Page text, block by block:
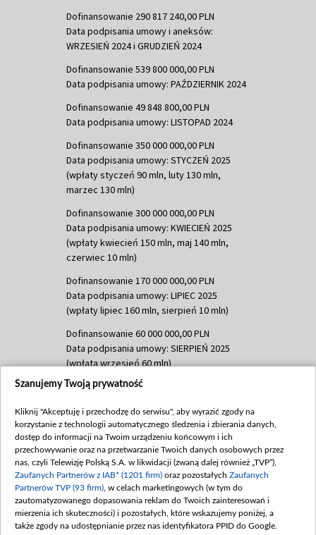
Dofinansowanie 290 817 240,00 PLN
Data podpisania umowy i aneksów:
WRZESIEŃ 2024 i GRUDZIEŃ 2024
Dofinansowanie 539 800 000,00 PLN
Data podpisania umowy: PAŹDZIERNIK 2024
Dofinansowanie 49 848 800,00 PLN
Data podpisania umowy: LISTOPAD 2024
Dofinansowanie 350 000 000,00 PLN
Data podpisania umowy: STYCZEŃ 2025
(wpłaty styczeń 90 mln, luty 130 mln,
marzec 130 mln)
Dofinansowanie 300 000 000,00 PLN
Data podpisania umowy: KWIECIEŃ 2025
(wpłaty kwiecień 150 mln, maj 140 mln,
czerwiec 10 mln)
Dofinansowanie 170 000 000,00 PLN
Data podpisania umowy: LIPIEC 2025
(wpłaty lipiec 160 mln, sierpień 10 mln)
Dofinansowanie 60 000 000,00 PLN
Data podpisania umowy: SIERPIEŃ 2025
(wpłata wrzesień 60 mln)
Dofinansowanie 635 783 051,21 PLN
(wpłata wrzesień 100 mln, październik 350
mln, listopad 265 mln)
Dofinansowanie 48 862 000,00 PLN
Data podpisania umowy: GRUDZIEŃ 2025
(wpłata grudzień 60,548 mln)
Dofinansowanie 900 000 000,00 PLN
Data podpisania umowy: LUTY 2026 (wpłata
Szanujemy Twoją prywatność
Kliknij "Akceptuję i przechodzę do serwisu", aby wyrazić zgody na
korzystanie z technologii automatycznego śledzenia i zbierania danych,
dostęp do informacji na Twoim urządzeniu końcowym i ich
przechowywanie oraz na przetwarzanie Twoich danych osobowych przez
nas, czyli Telewizję Polską S.A. w likwidacji (zwaną dalej również „TVP”),
Zaufanych Partnerów z IAB* (1201 firm) oraz pozostałych Zaufanych
Partnerów TVP (93 firm) , w celach marketingowych (w tym do
zautomatyzowanego dopasowania reklam do Twoich zainteresowań i
mierzenia ich skuteczności) i pozostałych, które wskazujemy poniżej, a
także zgody na udostępnianie przez nas identyfikatora PPID do Google.